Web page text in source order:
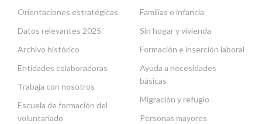
Orientaciones estratégicas
Datos relevantes 2025
Archivo histórico
Entidades colaboradoras
Trabaja con nosotros
Escuela de formación del
voluntariado
Familias e infancia
Sin hogar y vivienda
Formación e inserción laboral
Ayuda a necesidades
básicas
Migración y refugio
Personas mayores